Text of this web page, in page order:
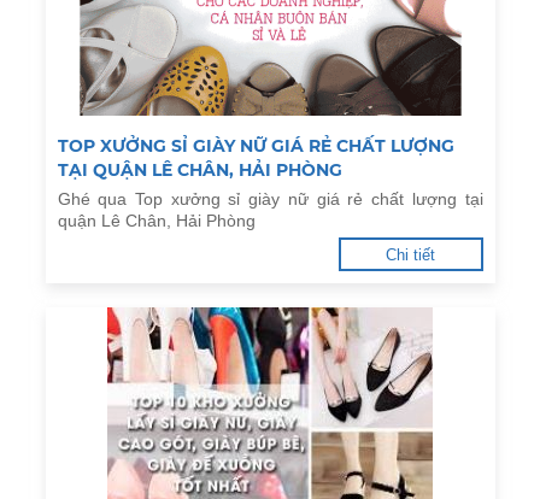
TOP XƯỞNG SỈ GIÀY NỮ GIÁ RẺ CHẤT LƯỢNG
TẠI QUẬN LÊ CHÂN, HẢI PHÒNG
Ghé qua Top xưởng sỉ giày nữ giá rẻ chất lượng tại
quận Lê Chân, Hải Phòng
Chi tiết